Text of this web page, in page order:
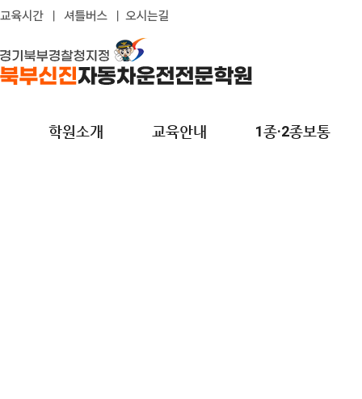
학원소개 교육안내 1종·2종보통